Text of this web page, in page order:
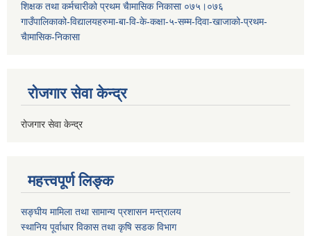
शिक्षक तथा कर्मचारीको प्रथम च‌ैामासिक निकासा ०७५।०७६
गाउँपालिकाको-विद्यालयहरुमा-बा-वि-के-कक्षा-५-सम्म-दिवा-खाजाको-प्रथम-
चैामासिक-निकासा
रोजगार सेवा केन्द्र
रोजगार सेवा केन्द्र
महत्त्वपूर्ण लिङ्क
सङ्घीय मामिला तथा सामान्य प्रशासन मन्त्रालय
स्थानिय पूर्वाधार विकास तथा कृषि सडक विभाग